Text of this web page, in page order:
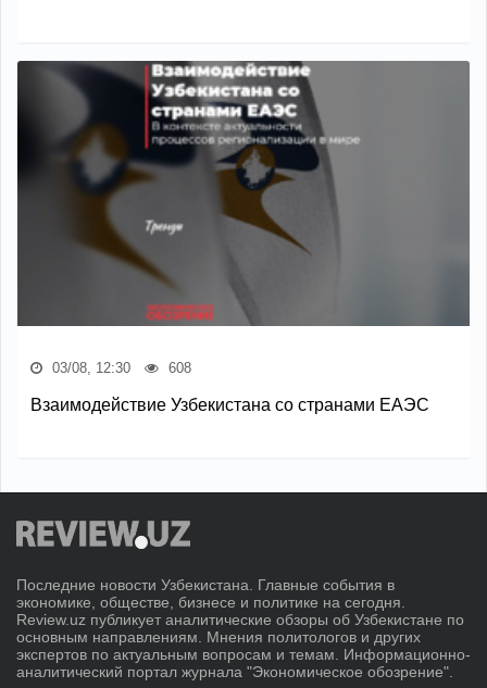
03/08, 12:30 608
Взаимодействие Узбекистана со странами ЕАЭС
Последние новости Узбекистана. Главные события в
экономике, обществе, бизнесе и политике на сегодня.
Review.uz публикует аналитические обзоры об Узбекистане по
основным направлениям. Мнения политологов и других
экспертов по актуальным вопросам и темам. Информационно-
аналитический портал журнала "Экономическое обозрение".